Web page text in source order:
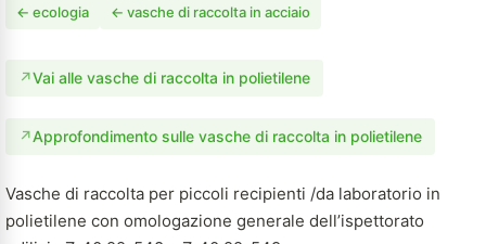
← ecologia ← vasche di raccolta in acciaio
↗Vai alle vasche di raccolta in polietilene
↗Approfondimento sulle vasche di raccolta in polietilene
Vasche di raccolta per piccoli recipienti /da laboratorio in
polietilene con omologazione generale dell’ispettorato